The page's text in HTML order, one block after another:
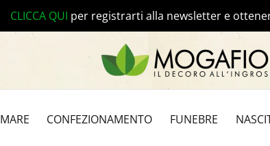
CLICCA QUI per registrarti alla newsletter e
MARE CONFEZIONAMENTO FUNEBRE